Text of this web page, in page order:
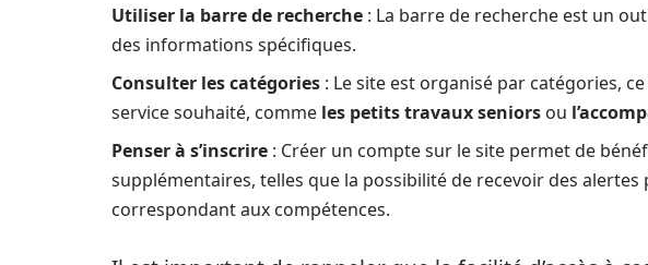
Utiliser la barre de recherche : La barre de recherche est un
des informations spécifiques.
Consulter les catégories : Le site est organisé par catégories,
service souhaité, comme les petits travaux seniors ou
Penser à s’inscrire : Créer un compte sur le site permet de
supplémentaires, telles que la possibilité de recevoir des alertes
correspondant aux compétences.